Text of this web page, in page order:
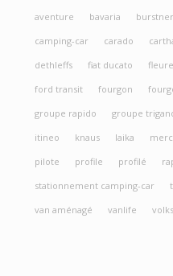
aventure
bavaria burstner
camping-car
carado
dethleffs
fiat ducato
ford transit
fourgon
groupe rapido
groupe
itineo
knaus laika
pilote
profile profilé
stationnement camping-car
van aménagé
vanlife